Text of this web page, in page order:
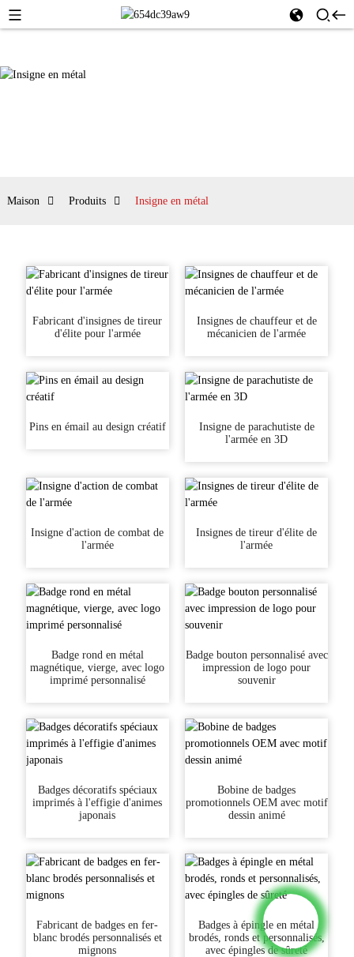
Maison Produits Insigne en métal
Fabricant d'insignes de tireur
d'élite pour l'armée
Insignes de chauffeur et de
mécanicien de l'armée
Pins en émail au design créatif
Insigne de parachutiste de
l'armée en 3D
Insigne d'action de combat de
l'armée
Insignes de tireur d'élite de
l'armée
Badge rond en métal
magnétique, vierge, avec logo
imprimé personnalisé
Badge bouton personnalisé avec
impression de logo pour
souvenir
Badges décoratifs spéciaux
imprimés à l'effigie d'animes
japonais
Bobine de badges
promotionnels OEM avec motif
dessin animé
Fabricant de badges en fer-
blanc brodés personnalisés et
mignons
Badges à épingle en métal
brodés, ronds et personnalisés,
avec épingles de sûreté